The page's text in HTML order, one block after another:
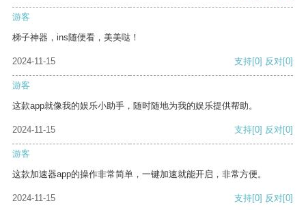
游客
梯子神器，ins随便看，美美哒！
2024-11-15 支持[0] 反对[0]
游客
这款app就像我的娱乐小助手，随时随地为我的娱乐提供帮助。
2024-11-15 支持[0] 反对[0]
游客
这款加速器app的操作非常简单，一键加速就能开启，非常方便。
2024-11-15 支持[0] 反对[0]